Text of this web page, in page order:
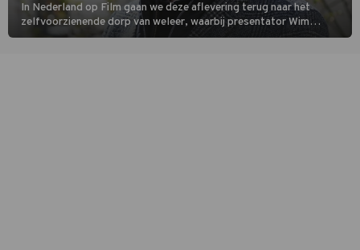
In Nederland op Film gaan we deze aflevering terug naar het
zelfvoorzienende dorp van weleer, waarbij presentator Wim
Daniëls de kijkers meeneemt op reis door de tijd aan de hand van